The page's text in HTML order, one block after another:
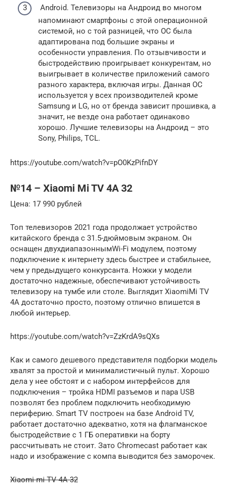
Android. Телевизоры на Андроид во многом
напоминают смартфоны с этой операционной
системой, но с той разницей, что ОС была
адаптирована под большие экраны и
особенности управления. По отзывчивости и
быстродействию проигрывает конкурентам, но
выигрывает в количестве приложений самого
разного характера, включая игры. Данная ОС
используется у всех производителей кроме
Samsung и LG, но от бренда зависит прошивка, а
значит, не везде она работает одинаково
хорошо. Лучшие телевизоры на Андроид – это
Sony, Philips, TCL.
https://youtube.com/watch?v=pO0KzPifnDY
№14 – Xiaomi Mi TV 4A 32
Цена: 17 990 рублей
Топ телевизоров 2021 года продолжает устройство
китайского бренда с 31.5-дюймовым экраном. Он
оснащен двухдиапазоннымWi-Fi модулем, поэтому
подключение к интернету здесь быстрее и стабильнее,
чем у предыдущего конкурсанта. Ножки у модели
достаточно надежные, обеспечивают устойчивость
телевизору на тумбе или столе. Выглядит XiaomiMi TV
4A достаточно просто, поэтому отлично впишется в
любой интерьер.
https://youtube.com/watch?v=ZzKrdA9sQXs
Как и самого дешевого представителя подборки модель
хвалят за простой и минималистичный пульт. Хорошо
дела у нее обстоят и с набором интерфейсов для
подключения – тройка HDMI разъемов и пара USB
позволят без проблем подключить необходимую
периферию. Smart TV построен на базе Android TV,
работает достаточно адекватно, хотя на флагманское
быстродействие с 1 ГБ оперативки на борту
рассчитывать не стоит. Зато Chromecast работает как
надо и изображение с компа выводится без заморочек.
Xiaomi mi TV 4A 32